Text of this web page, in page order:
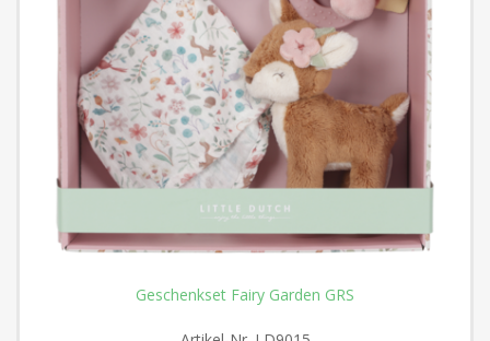
Geschenkset Fairy Garden GRS